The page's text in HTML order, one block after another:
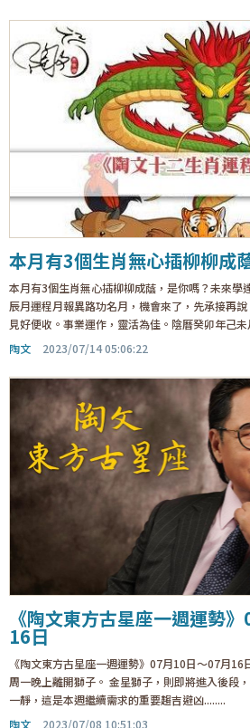
本月有3個生肖無心插柳柳成
本月有3個生肖無心插柳柳成蔭，是你嗎？未來學
辰月運程月報異路功名月，機會來了，先承接再
見好便收。事業運作，靈活為佳。陰曆癸卯年己
陶文
2023/07/14 05:06:22
《陶文東方古星座一週運勢
16日
《陶文東方古星座一週運勢》07月10日～07月
周一晚上離開獅子。 金星獅子，則即將進入後段
一靜，這是本週繼續需求的重要趨吉避凶........
陶文
2023/07/08 10:51:03